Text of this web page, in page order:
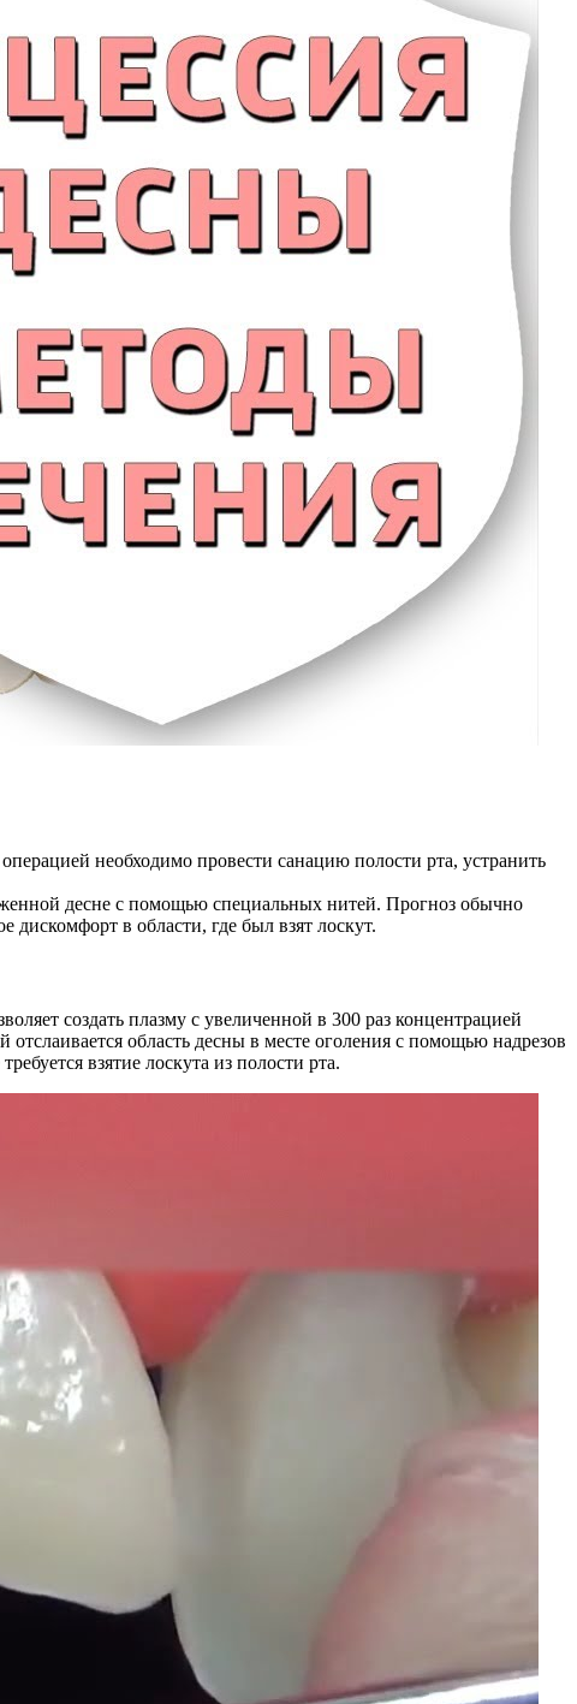
необходимо провести санацию полости рта, устранить
десне с помощью специальных нитей. Прогноз обычно
в области, где был взят лоскут.
создать плазму с увеличенной в 300 раз концентрацией
область десны в месте оголения с помощью надрезов
взятие лоскута из полости рта.